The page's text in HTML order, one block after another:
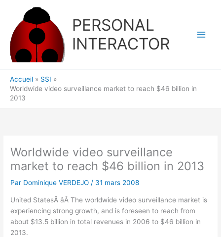
contenu
PERSONAL
INTERACTOR
Accueil
SSI
Worldwide video surveillance market to reach $46 billion in
2013
Worldwide video surveillance
market to reach $46 billion in 2013
Par Dominique VERDEJO / 31 mars 2008
United StatesÂ âÂ The worldwide video surveillance market is
experiencing strong growth, and is foreseen to reach from
about $13.5 billion in total revenues in 2006 to $46 billion in
2013.